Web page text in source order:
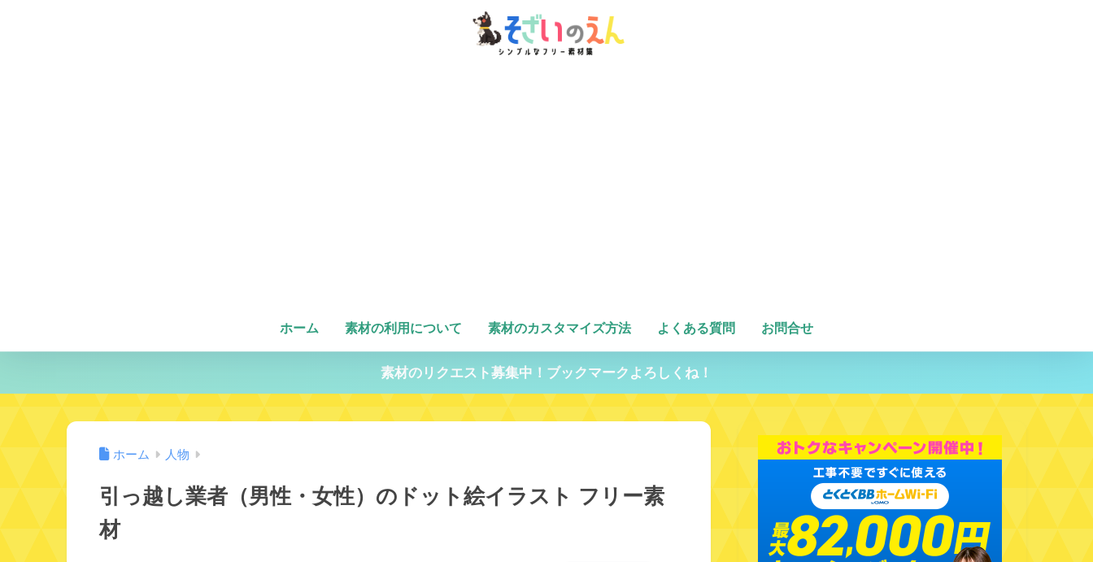
ホーム 素材の利用について 素材のカスタマイズ方法 よくある質問 お問合せ
素材のリクエスト募集中！ブックマークよろしくね！
ホーム 人物
引っ越し業者（男性・女性）のドット絵イラスト フリー素
材